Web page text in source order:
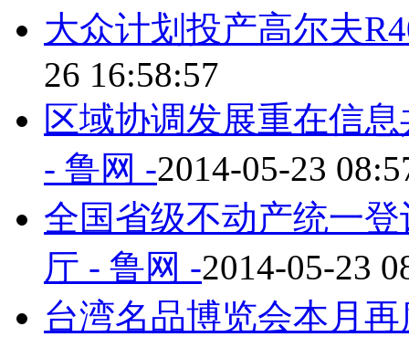
大众计划投产高尔夫
26 16:58:57
区域协调发展重在信
- 鲁网 -2014-05-23
全国省级不动产统一
厅 - 鲁网 -2014-05-23
台湾名品博览会本月